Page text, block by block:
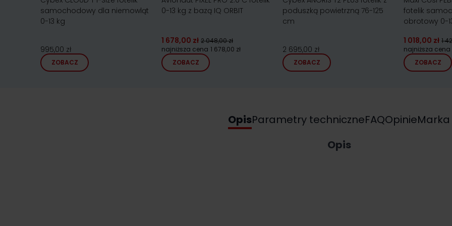
samochodowy dla niemowląt
0-13 kg
995,00 zł
ZOBACZ
0-13 kg z bazą IQ ORBIT
1 678,00 zł 2 048,00 zł
najniższa cena 1 678,00 zł
ZOBACZ
poduszką powietrzną 76-125
cm
2 695,00 zł
ZOBACZ
fotelik
obrotowy 0-
1 018,00 zł 1
najniższa cena
ZOBACZ
Opis
Opis
Parametry techniczneFAQOpinieMarka